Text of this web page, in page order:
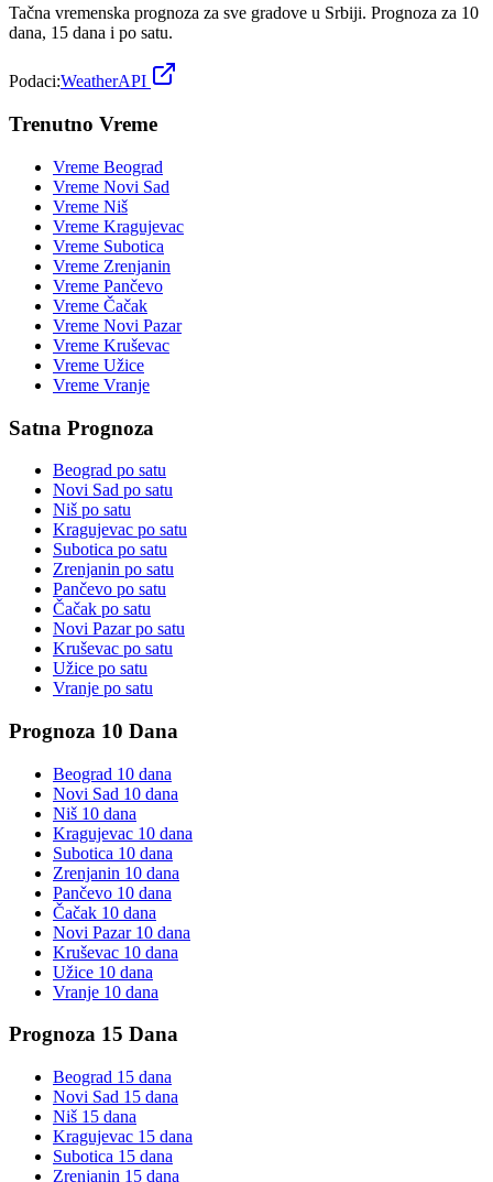
Tačna vremenska prognoza za sve gradove u Srbiji. Prognoza za 10
dana, 15 dana i po satu.
Podaci:WeatherAPI
Trenutno Vreme
Vreme Beograd
Vreme Novi Sad
Vreme Niš
Vreme Kragujevac
Vreme Subotica
Vreme Zrenjanin
Vreme Pančevo
Vreme Čačak
Vreme Novi Pazar
Vreme Kruševac
Vreme Užice
Vreme Vranje
Satna Prognoza
Beograd po satu
Novi Sad po satu
Niš po satu
Kragujevac po satu
Subotica po satu
Zrenjanin po satu
Pančevo po satu
Čačak po satu
Novi Pazarpo satu
Kruševac po satu
Užice po satu
Vranje po satu
Prognoza 10 Dana
Beograd 10 dana
Novi Sad 10 dana
Niš 10 dana
Kragujevac 10 dana
Subotica 10 dana
Zrenjanin 10 dana
Pančevo 10 dana
Čačak 10 dana
Novi Pazar10 dana
Kruševac 10 dana
Užice 10 dana
Vranje 10 dana
Prognoza 15 Dana
Beograd 15 dana
Novi Sad 15 dana
Niš 15 dana
Kragujevac 15 dana
Subotica 15 dana
Zrenjanin 15 dana